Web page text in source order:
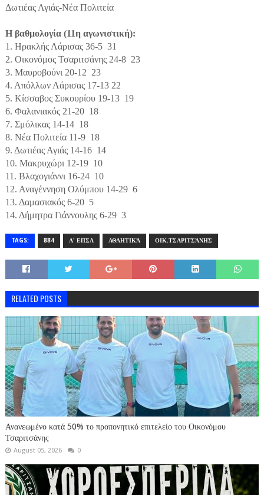
Δωτιέας Αγιάς-Νέα Πολιτεία
Η βαθμολογία (11η αγωνιστική):
1. Ηρακλής Λάρισας 36-5 31
2. Οικονόμος Τσαριτσάνης 24-8 23
3. Μαυροβούνι 20-12 23
4. Απόλλων Λάρισας 17-13 22
5. Κίσσαβος Συκουρίου 19-13 19
6. Φαλανιακός 21-20 18
7. Σμόλικας 14-14 18
8. Νέα Πολιτεία 11-9 18
9. Δωτιέας Αγιάς 14-16 14
10. Μακρυχώρι 12-19 10
11. Βλαχογιάννι 16-24 10
12. Αναγέννηση Ολύμπου 14-29 6
13. Δαμασιακός 6-20 5
14. Δήμητρα Γιάννουλης 6-29 3
TAGS: 884 Α' ΕΠΣΛ ΑΘΛΗΤΙΚΆ ΟΙΚ.ΤΣΑΡΙΤΣΆΝΗΣ
RELATED POSTS
Ανανεωμένο κατά 50% το προπονητικό επιτελείο του Οικονόμου
Τσαριτσάνης
August 05, 2026 0